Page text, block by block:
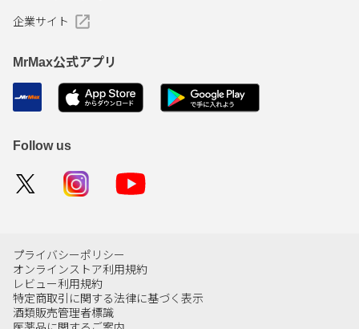
企業サイト
MrMax公式アプリ
Follow us
プライバシーポリシー
オンラインストア利用規約
レビュー利用規約
特定商取引に関する法律に基づく表示
酒類販売管理者標識